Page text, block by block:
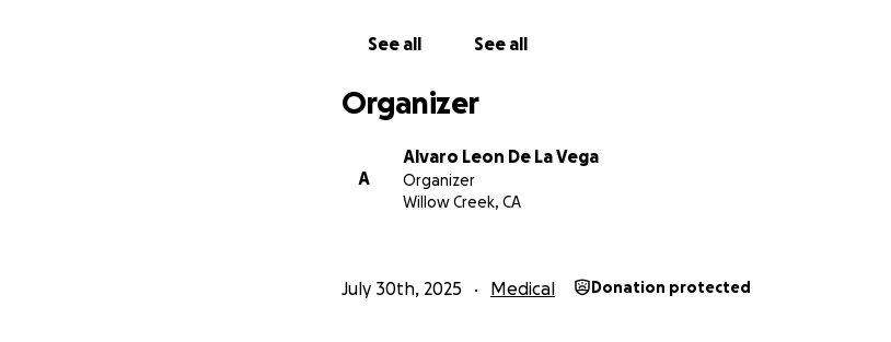
See all See all
Organizer
A
Alvaro Leon De La Vega
Organizer
Willow Creek, CA
July 30th, 2025 Medical Donation protected